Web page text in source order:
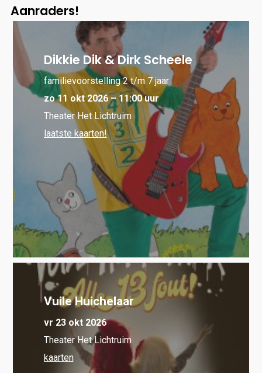
Aanraders!
Dikkie Dik & Dirk Scheele
familievoorstelling 2 t/m 7 jaar
zo 11 okt 2026 – 11:00 uur
Theater Het Lichtruim
laatste kaarten!
Vuile Huichelaar
vr 23 okt 2026
Theater Het Lichtruim
kaarten